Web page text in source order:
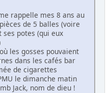
rappelle mes 8 ans au
de 5 balles (voire
potes (qui eux
les gosses pouvaient
dans les cafés bar
de cigarettes
le dimanche matin
Jack, nom de dieu !